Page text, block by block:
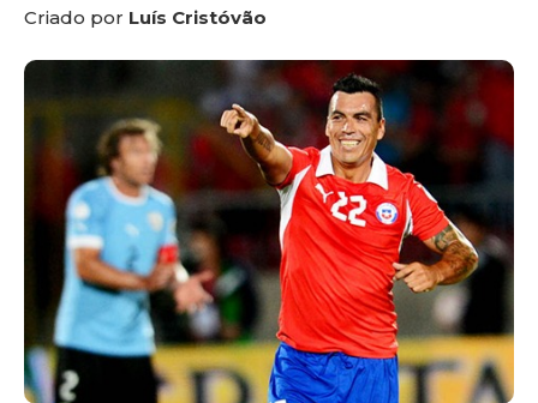
Criado por Luís Cristóvão